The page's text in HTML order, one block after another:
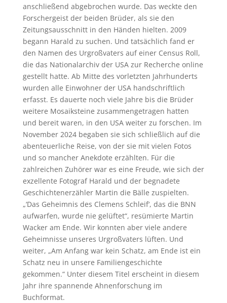
anschließend abgebrochen wurde. Das weckte den
Forschergeist der beiden Brüder, als sie den
Zeitungsausschnitt in den Händen hielten. 2009
begann Harald zu suchen. Und tatsächlich fand er
den Namen des Urgroßvaters auf einer Census Roll,
die das Nationalarchiv der USA zur Recherche online
gestellt hatte. Ab Mitte des vorletzten Jahrhunderts
wurden alle Einwohner der USA handschriftlich
erfasst. Es dauerte noch viele Jahre bis die Brüder
weitere Mosaiksteine zusammengetragen hatten
und bereit waren, in den USA weiter zu forschen. Im
November 2024 begaben sie sich schließlich auf die
abenteuerliche Reise, von der sie mit vielen Fotos
und so mancher Anekdote erzählten. Für die
zahlreichen Zuhörer war es eine Freude, wie sich der
exzellente Fotograf Harald und der begnadete
Geschichtenerzähler Martin die Bälle zuspielten.
„‘Das Geheimnis des Clemens Schleif‘, das die BNN
aufwarfen, wurde nie gelüftet“, resümierte Martin
Wacker am Ende. Wir konnten aber viele andere
Geheimnisse unseres Urgroßvaters lüften. Und
weiter, „Am Anfang war kein Schatz, am Ende ist ein
Schatz neu in unsere Familiengeschichte
gekommen.“ Unter diesem Titel erscheint in diesem
Jahr ihre spannende Ahnenforschung im
Buchformat.